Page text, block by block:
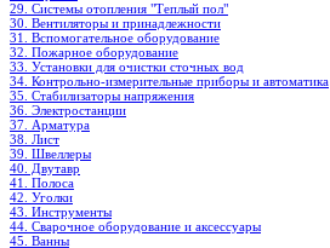
29. Системы отопления "Теплый пол"
30. Вентиляторы и принадлежности
31. Вспомогательное оборудование
32. Пожарное оборудование
33. Установки для очистки сточных вод
34. Контрольно-измерительные приборы и автоматика
35. Стабилизаторы напряжения
36. Электростанции
37. Арматура
38. Лист
39. Швеллеры
40. Двутавр
41. Полоса
42. Уголки
43. Инструменты
44. Сварочное оборудование и аксессуары
45. Ванны